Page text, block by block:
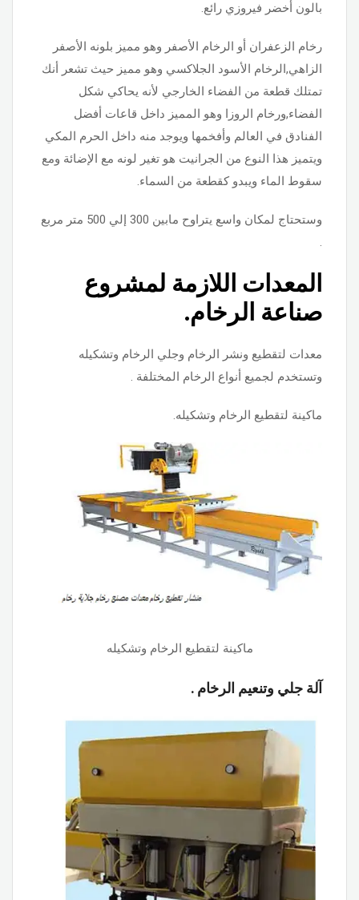
بالون أخضر فيروزي رائع.
رخام الزعفران أو الرخام الأصفر وهو مميز بلونه الأصفر
الزاهي,الرخام الأسود الجلاكسي وهو مميز حيث تشعر أنك
تمتلك قطعة من الفضاء الخارجي لأنه يحاكي شكل
الفضاء,ورخام الروزا وهو المميز داخل قاعات أفضل
الفنادق في العالم وأفخمها ويوجد منه داخل الحرم المكي
ويتميز هذا النوع من الجرانيت هو تغير لونه مع الإضائة ومع
سقوط الماء ويبدو كقطعة من السماء.
وستحتاج لمكان واسع يتراوح مابين 300 إلي 500 متر مربع
.
المعدات اللازمة لمشروع
صناعة الرخام.
معدات لتقطيع ونشر الرخام وجلي الرخام وتشكيله
وتستخدم لجميع أنواع الرخام المختلفة .
ماكينة لتقطيع الرخام وتشكيله.
ماكينة لتقطيع الرخام وتشكيله
آلة جلي وتنعيم الرخام .